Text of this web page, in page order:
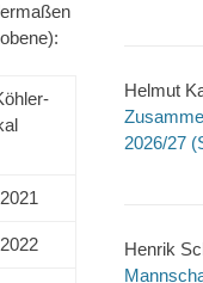
Helmut
2026/27
Henrik